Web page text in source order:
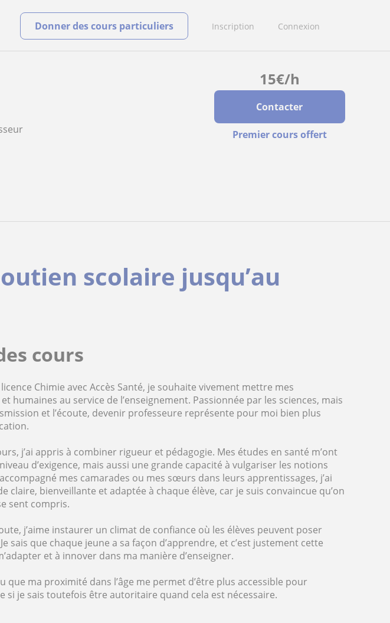
Inscription Connexion
Donner des cours particuliers
15€/h
Contacter
Premier cours offert
scolaire jusqu’au
cours
Chimie avec Accès Santé, je souhaite vivement mettre mes
humaines au service de l’enseignement. Passionnée par les sciences, mais
et l’écoute, devenir professeure représente pour moi bien plus
j’ai appris à combiner rigueur et pédagogie. Mes études en santé m’ont
d’exigence, mais aussi une grande capacité à vulgariser les notions
mes camarades ou mes sœurs dans leurs apprentissages, j’ai
claire, bienveillante et adaptée à chaque élève, car je suis convaincue qu’on
sent compris.
j’aime instaurer un climat de confiance où les élèves peuvent poser
sais que chaque jeune a sa façon d’apprendre, et c’est justement cette
et à innover dans ma manière d’enseigner.
que ma proximité dans l’âge me permet d’être plus accessible pour
si je sais toutefois être autoritaire quand cela est nécessaire.